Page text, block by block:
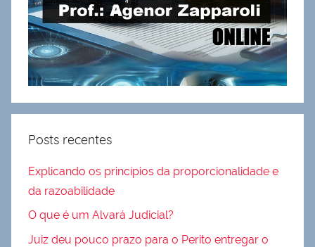
Posts recentes
Explicando os princípios da proporcionalidade e
da razoabilidade
O que é um Alvará Judicial?
Juiz deu pouco prazo para o Perito entregar o